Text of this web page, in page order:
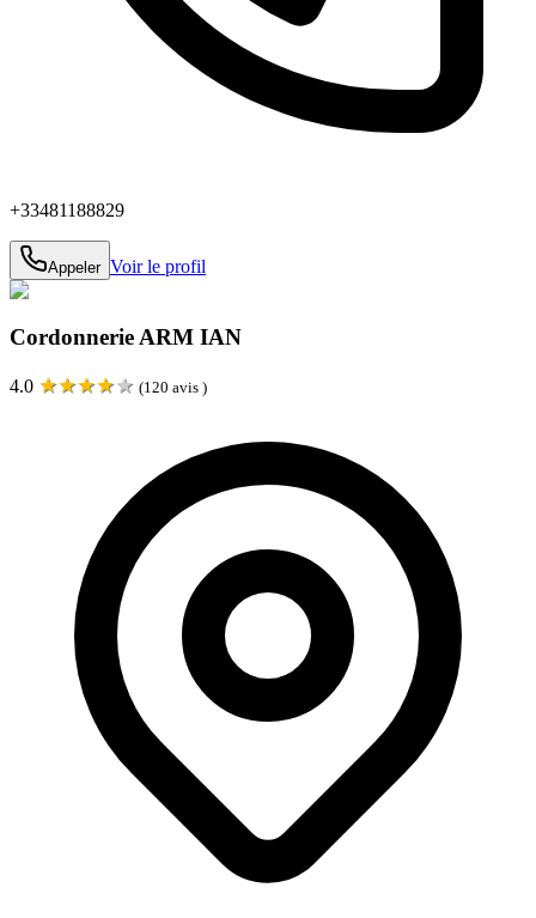
+33481188829
Appeler Voir le profil
Cordonnerie ARM IAN
4.0 ★★★★★ (120 avis )